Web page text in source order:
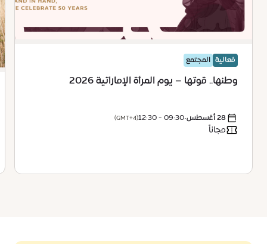
فعالية المجتمع
وطنها.. قوتها – يوم المرأة الإماراتية 2026
28 أغسطس •
09:30 - 12:30
(GMT+4)
مجاناً